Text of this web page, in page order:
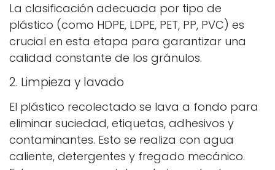
La clasificación adecuada por tipo de
plástico (como HDPE, LDPE, PET, PP, PVC) es
crucial en esta etapa para garantizar una
calidad constante de los gránulos.
2. Limpieza y lavado
El plástico recolectado se lava a fondo para
eliminar suciedad, etiquetas, adhesivos y
contaminantes. Esto se realiza con agua
caliente, detergentes y fregado mecánico.